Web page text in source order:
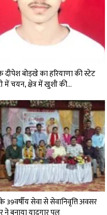
बोड़खे का हरियाणा की स्टेट
में चयन, क्षेत्र में खुशी की…
39वर्षीय सेवा से सेवानिवृत्ति अवसर